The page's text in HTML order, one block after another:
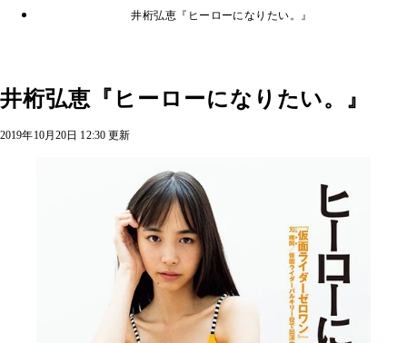
井桁弘恵『ヒーローになりたい。』
井桁弘恵『ヒーローになりたい。』
2019年10月20日 12:30 更新